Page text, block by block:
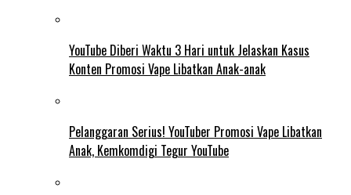
YouTube Diberi Waktu 3 Hari untuk Jelaskan Kasus
Konten Promosi Vape Libatkan Anak-anak
Pelanggaran Serius! YouTuber Promosi Vape Libatkan
Anak, Kemkomdigi Tegur YouTube